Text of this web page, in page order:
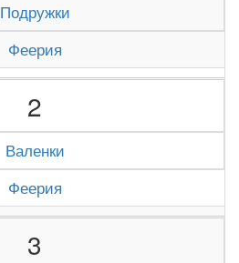
Подружки
Феерия
2
Валенки
Феерия
3